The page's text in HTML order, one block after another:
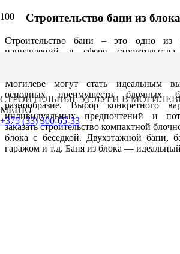
СТРОИТЕЛЬНЫЕ УСЛУГИ В
МЕНЮ
+375 (33) 300-65-33
Строительство бани из
Строительство бани – это одно из
направлений в сфере
Могилеве могут стать идеальным
основных преимуществ блочных
разнообразие. Выбор конкретного
индивидуальных предпочтений и
заказать строительство компактной
блока с беседкой. Двухэтажной бани,
гаражом и т.д. Баня из блока —